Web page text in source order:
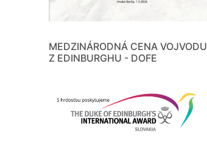
MEDZINÁRODNÁ CENA VOJVODU
Z EDINBURGHU - DOFE